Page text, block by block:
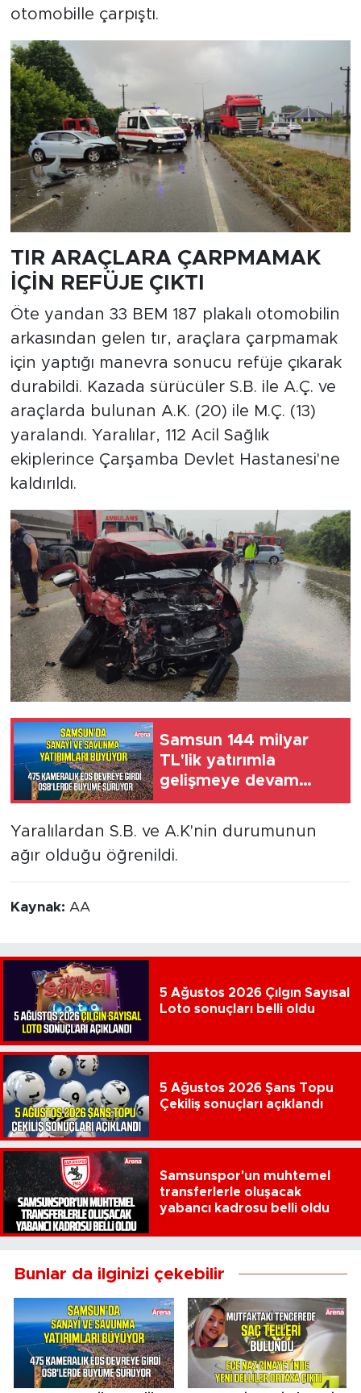
otomobille çarpıştı.
TIR ARAÇLARA ÇARPMAMAK
İÇİN REFÜJE ÇIKTI
Öte yandan 33 BEM 187 plakalı otomobilin
arkasından gelen tır, araçlara çarpmamak
için yaptığı manevra sonucu refüje çıkarak
durabildi. Kazada sürücüler S.B. ile A.Ç. ve
araçlarda bulunan A.K. (20) ile M.Ç. (13)
yaralandı. Yaralılar, 112 Acil Sağlık
ekiplerince Çarşamba Devlet Hastanesi'ne
kaldırıldı.
Samsun 144 milyar
TL'lik yatırımla
gelişmeye devam
ediyor
Yaralılardan S.B. ve A.K'nin durumunun
ağır olduğu öğrenildi.
Kaynak: AA
5 Ağustos 2026 Çılgın Sayısal
Loto sonuçları belli oldu
5 Ağustos 2026 Şans Topu
Çekiliş sonuçları açıklandı
Samsunspor'un muhtemel
transferlerle oluşacak
yabancı kadrosu belli oldu
Bunlar da ilginizi çekebilir